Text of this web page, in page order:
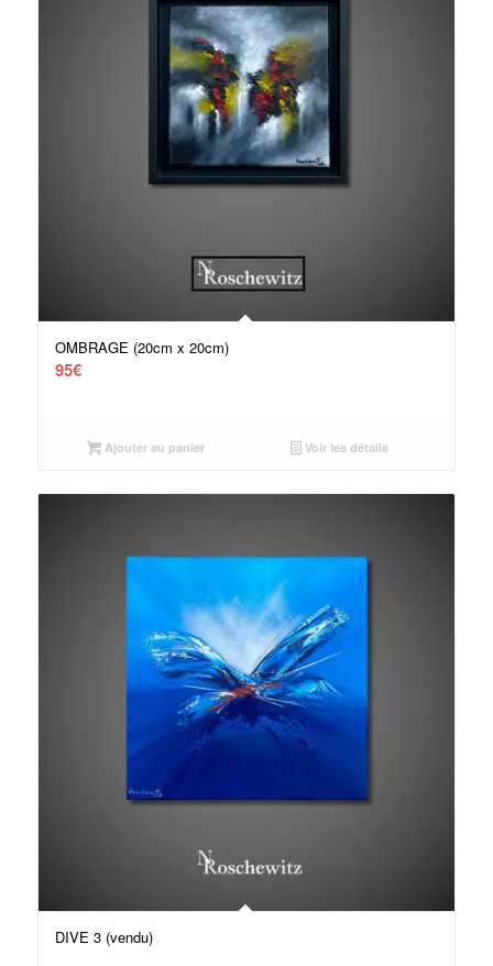
OMBRAGE (20cm x 20cm)
95€
Ajouter au panier Voir les détails
DIVE 3 (vendu)